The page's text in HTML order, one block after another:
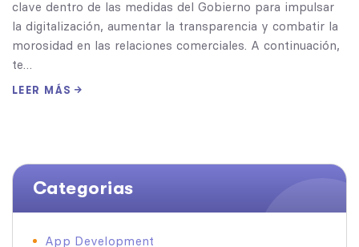
clave dentro de las medidas del Gobierno para impulsar
la digitalización, aumentar la transparencia y combatir la
morosidad en las relaciones comerciales. A continuación,
te…
LEER MÁS
Categorias
App Development